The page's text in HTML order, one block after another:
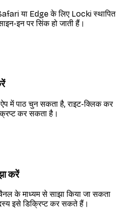
या Edge के लिए Locki स्थापित
इन पर सिंक हो जाती हैं।
में पाठ चुन सकता है, राइट-क्लिक कर
कर सकता है।
करें
के माध्यम से साझा किया जा सकता
इसे डिक्रिप्ट कर सकते हैं।